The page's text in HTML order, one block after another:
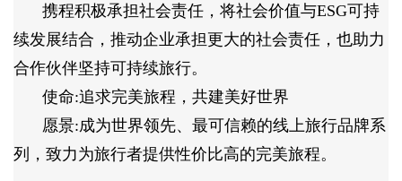
携程积极承担社会责任，将社会价值与ESG可持
续发展结合，推动企业承担更大的社会责任，也助力
合作伙伴坚持可持续旅行。
使命:追求完美旅程，共建美好世界
愿景:成为世界领先、最可信赖的线上旅行品牌系
列，致力为旅行者提供性价比高的完美旅程。